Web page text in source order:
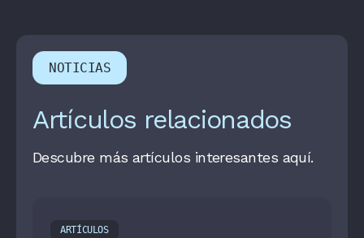
NOTICIAS
Artículos relacionados
Descubre más artículos interesantes aquí.
ARTÍCULOS